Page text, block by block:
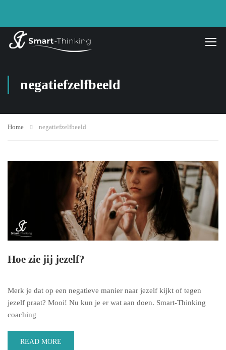
negatiefzelfbeeld
Home negatiefzelfbeeld
Hoe zie jij jezelf?
Merk je dat op een negatieve manier naar jezelf kijkt of tegen
jezelf praat? Mooi! Nu kun je er wat aan doen. Smart-Thinking
coaching
READ MORE